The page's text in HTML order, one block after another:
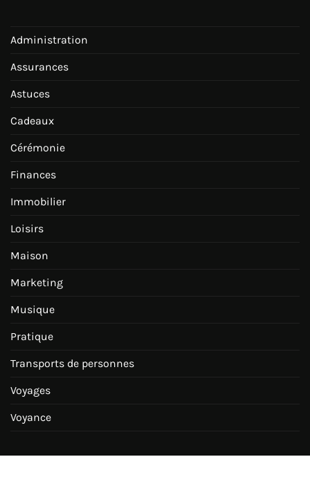
Administration
Assurances
Astuces
Cadeaux
Cérémonie
Finances
Immobilier
Loisirs
Maison
Marketing
Musique
Pratique
Transports de personnes
Voyages
Voyance